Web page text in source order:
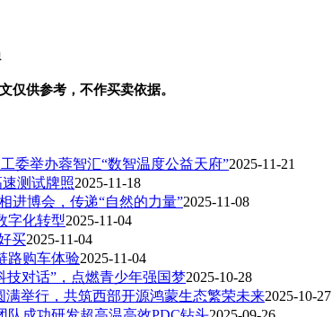
仅供参考，不作买卖依据。
委举办蓉智汇“数智温度公益天府”2025-11-21
测试牌照2025-11-18
进博会，传递“自然的力量”2025-11-08
字化转型2025-11-04
买2025-11-04
路购车体验2025-11-04
技对话”，点燃青少年强国梦2025-10-28
满举行，共筑西部开源鸿蒙生态繁荣未来2025-10-27